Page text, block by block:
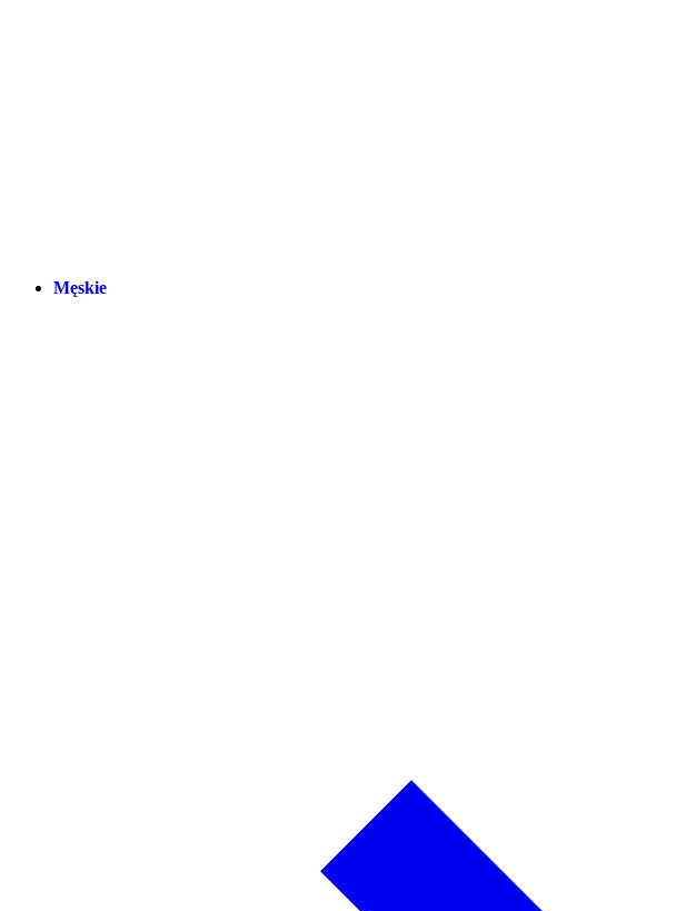
Męskie